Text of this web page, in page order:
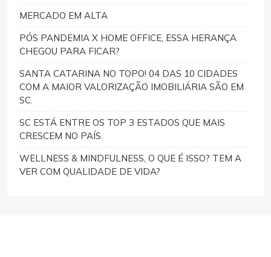
MERCADO EM ALTA
PÓS PANDEMIA X HOME OFFICE, ESSA HERANÇA
CHEGOU PARA FICAR?
SANTA CATARINA NO TOPO! 04 DAS 10 CIDADES
COM A MAIOR VALORIZAÇÃO IMOBILIÁRIA SÃO EM
SC.
SC ESTÁ ENTRE OS TOP 3 ESTADOS QUE MAIS
CRESCEM NO PAÍS.
WELLNESS & MINDFULNESS, O QUE É ISSO? TEM A
VER COM QUALIDADE DE VIDA?